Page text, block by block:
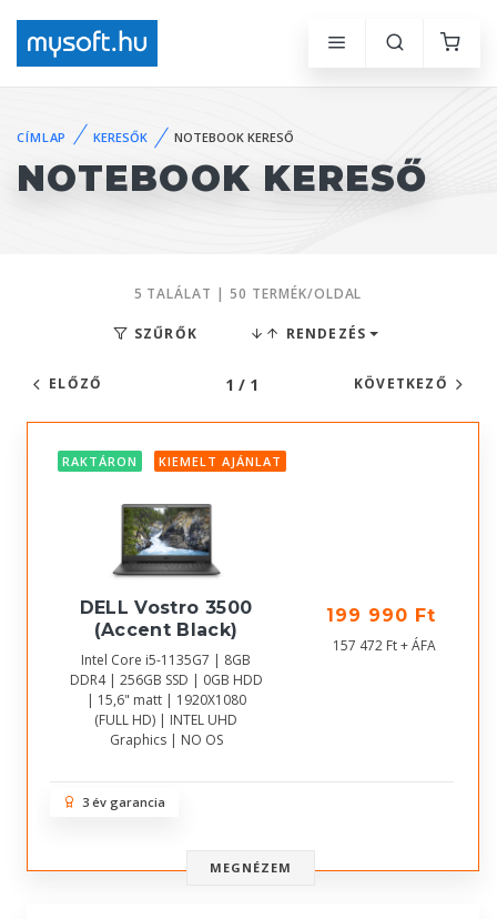
CÍMLAP KERESŐK NOTEBOOK KERESŐ
NOTEBOOK KERESŐ
5 TALÁLAT | 50 TERMÉK/OLDAL
SZŰRŐK RENDEZÉS
ELŐZŐ 1 / 1 KÖVETKEZŐ
RAKTÁRON KIEMELT AJÁNLAT
DELL Vostro 3500
(Accent Black)
Intel Core i5-1135G7 | 8GB
DDR4 | 256GB SSD | 0GB HDD
| 15,6" matt | 1920X1080
(FULL HD) | INTEL UHD
Graphics | NO OS
199 990 Ft
157 472 Ft + ÁFA
3 év garancia
MEGNÉZEM